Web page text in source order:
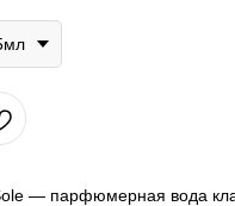
— парфюмерная вода